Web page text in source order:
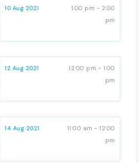
10 Aug 2021
1:00 pm - 2:00
pm
12 Aug 2021
12:00 pm - 1:00
pm
14 Aug 2021
11:00 am - 12:00
pm